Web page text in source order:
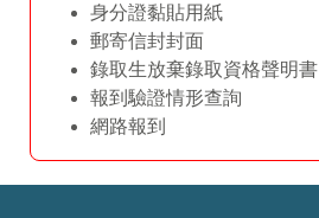
身分證黏貼用紙
郵寄信封封面
錄取生放棄錄取資格聲明書
報到驗證情形查詢
網路報到